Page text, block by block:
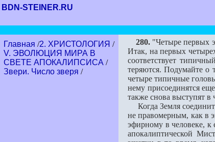
BDN-STEINER.RU
Главная /2. ХРИСТОЛОГИЯ /
V. ЭВОЛЮЦИЯ МИРА В
СВЕТЕ АПОКАЛИПСИСА /
Звери. Число зверя /
280. "Четыре первых
Итак, на первых
соответствует
теряются. Подумайте о
четыре типичные
нему присоединятся
также снова выступят в
Когда Земля
не правомерным, как в
эфирному в человеке,
апокалиптической